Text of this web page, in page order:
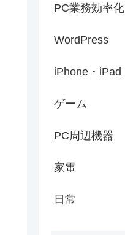
PC業務効率化
WordPress
iPhone・iPad
ゲーム
PC周辺機器
家電
日常